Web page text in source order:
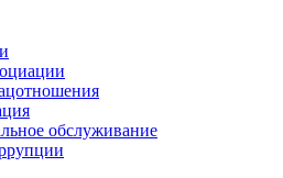
обслуживание